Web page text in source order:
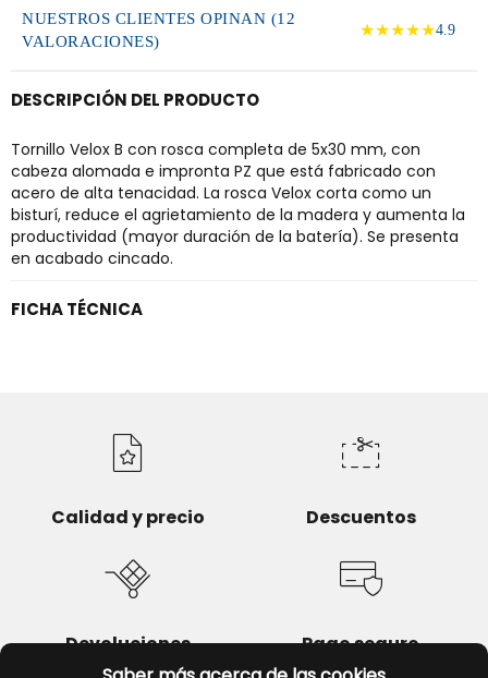
NUESTROS CLIENTES OPINAN (12
VALORACIONES)
★★★★★4.9
DESCRIPCIÓN DEL PRODUCTO
Tornillo Velox B con rosca completa de 5x30 mm, con
cabeza alomada e impronta PZ que está fabricado con
acero de alta tenacidad. La rosca Velox corta como un
bisturí, reduce el agrietamiento de la madera y aumenta la
productividad (mayor duración de la batería). Se presenta
en acabado cincado.
FICHA TÉCNICA
Calidad y precio Descuentos
Devoluciones Pago seguro